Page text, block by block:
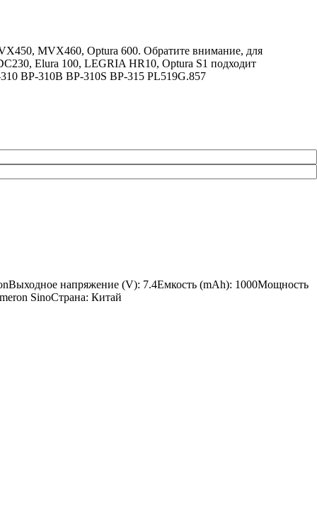
MVX460, Optura 600. Обратите внимание, для
Elura 100, LEGRIA HR10, Optura S1 подходит
BP-310B BP-310S BP-315 PL519G.857
напряжение (V): 7.4Емкость (mAh): 1000Мощность
SinoСтрана: Китай